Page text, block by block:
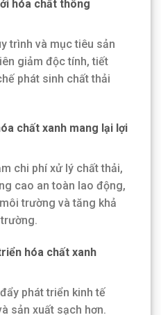
hóa chất thông
trình và mục tiêu sản
giảm độc tính, tiết
phát sinh chất thải
chất xanh mang lại lợi
chi phí xử lý chất thải,
cao an toàn lao động,
trường và tăng khả
hóa chất xanh
phát triển kinh tế
sản xuất sạch hơn.